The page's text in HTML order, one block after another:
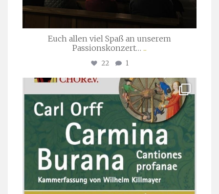
Euch allen viel Spaß an unserem
Passionskonzert… ...
22 1
stuttgarter_oratorienchor
Juli 22